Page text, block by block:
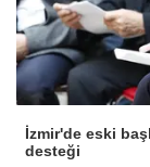
İzmir'de eski
desteği